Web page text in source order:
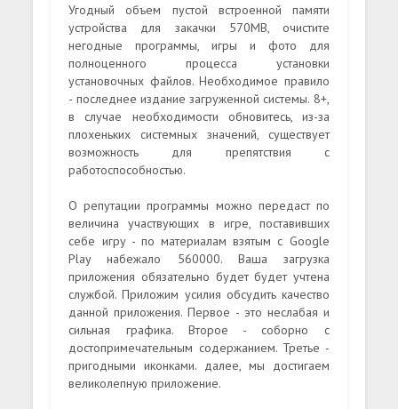
Угодный объем пустой встроенной памяти
устройства для закачки 570MB, очистите
негодные программы, игры и фото для
полноценного процесса установки
установочных файлов. Необходимое правило
- последнее издание загруженной системы. 8+,
в случае необходимости обновитесь, из-за
плохеньких системных значений, существует
возможность для препятствия с
работоспособностью.
О репутации программы можно передаст по
величина участвующих в игре, поставивших
себе игру - по материалам взятым с Google
Play набежало 560000. Ваша загрузка
приложения обязательно будет будет учтена
службой. Приложим усилия обсудить качество
данной приложения. Первое - это неслабая и
сильная графика. Второе - соборно с
достопримечательным содержанием. Третье -
пригодными иконками. далее, мы достигаем
великолепную приложение.